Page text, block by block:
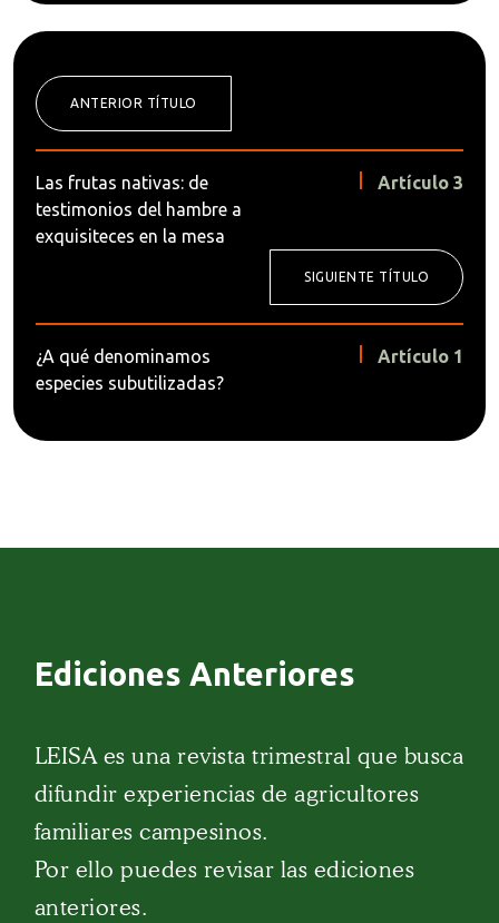
ANTERIOR TÍTULO
Las frutas nativas: de
testimonios del hambre a
exquisiteces en la mesa
Artículo 3
SIGUIENTE TÍTULO
¿A qué denominamos
especies subutilizadas?
Artículo 1
Ediciones Anteriores
LEISA es una revista trimestral que busca
difundir experiencias de agricultores
familiares campesinos.
Por ello puedes revisar las ediciones
anteriores.